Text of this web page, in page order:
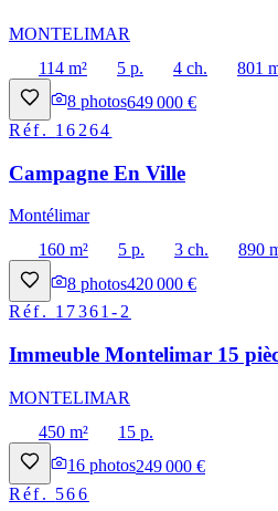
MONTELIMAR
114 m²
5 p. 4 ch.
801
8 photos649 000 €
Réf. 16264
Campagne En Ville
Montélimar
160 m²
5 p. 3 ch.
890
8 photos420 000 €
Réf. 17361-2
Immeuble Montelimar 15
MONTELIMAR
450 m²
15 p.
16 photos249 000 €
Réf. 566